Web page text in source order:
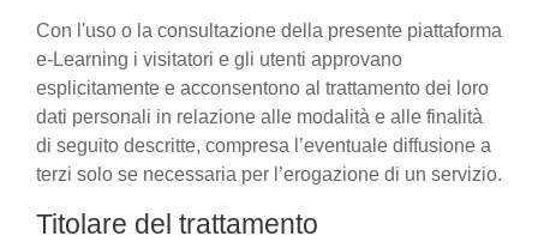
Con l'uso o la consultazione della presente piattaforma
e-Learning i visitatori e gli utenti approvano
esplicitamente e acconsentono al trattamento dei loro
dati personali in relazione alle modalità e alle finalità
di seguito descritte, compresa l’eventuale diffusione a
terzi solo se necessaria per l’erogazione di un servizio.
Titolare del trattamento